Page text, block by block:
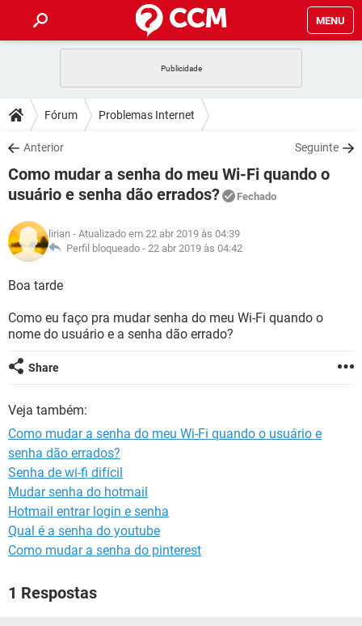
MENU
CELULAR FACEBOOK
OUTLOOK
INSTAGRAM GMAIL
GUIA DE COMPRAS
DICAS
JOGOS WHATSAPP
OUTLOOK EXCEL
GUIA DE COMPRAS
DOWNLOADS
JOGOS WHATSAPP
CELULAR FACEBOOK
OUTLOOK EXCEL
INSTAGRAM
GUIA DE COMPRAS
FÓRUM
CELULAR FACEBOOK
GUIA DE COMPRAS
GLOSSÁRIO
JOGOS
CELULAR
OUTLOOK EXCEL
INSTAGRAM GMAIL
GUIA DE COMPRAS
Fórum Problemas Internet
Anterior Seguinte
Como mudar a senha do meu Wi-Fi quando o
usuário e senha dão errados?
Fechado
lirian - Atualizado em 22 abr 2019 às 04:39
Perfil bloqueado - 22 abr 2019 às 04:42
Boa tarde
Como eu faço pra mudar senha do meu Wi-Fi quando o
nome do usuário e a senha dão errado?
Share
Veja também:
Como mudar a senha do meu Wi-Fi quando o usuário e
senha dão errados?
Senha de wi-fi difícil
Mudar senha do hotmail
Hotmail entrar login e senha
Qual é a senha do youtube
Como mudar a senha do pinterest
1 Respostas